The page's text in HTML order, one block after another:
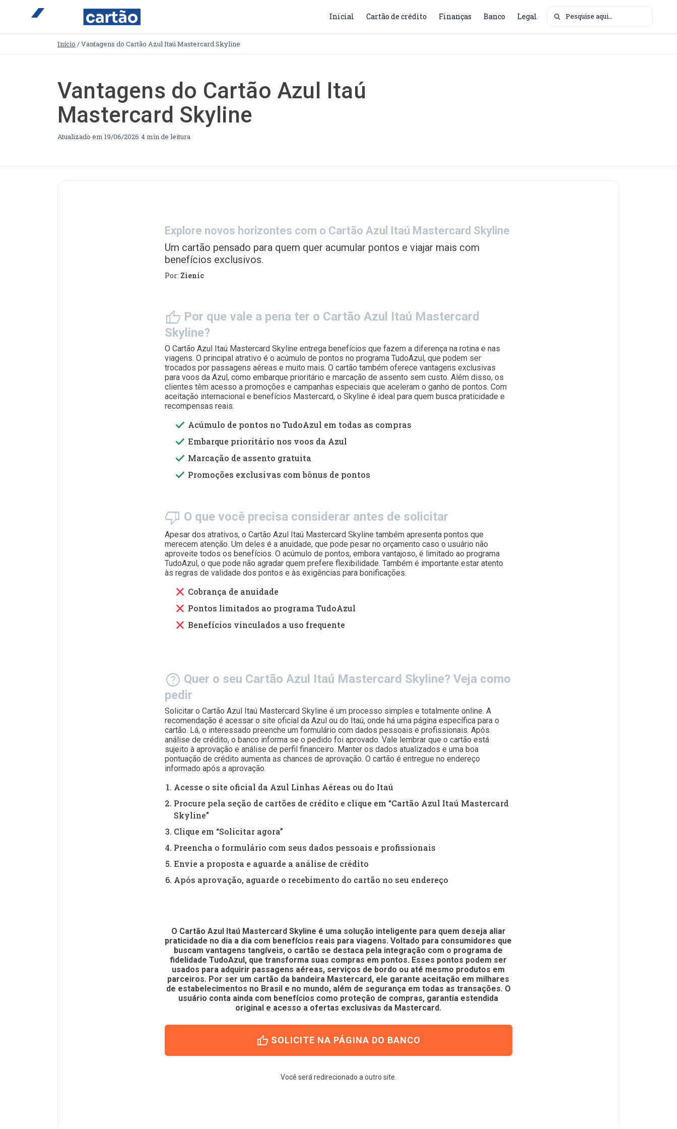
Inicial Cartão de crédito Finanças Banco Legal Buscar por:
Buscar por:
Pressione Enter para buscar ou ESC para fechar.
Início /Vantagens do Cartão Azul Itaú Mastercard Skyline
Vantagens do Cartão Azul Itaú
Mastercard Skyline
Atualizado em 19/06/2026 4 min de leitura
Explore novos horizontes com o Cartão Azul Itaú Mastercard Skyline
Um cartão pensado para quem quer acumular pontos e viajar mais com
benefícios exclusivos.
Por: Zienic
thumb_up Por que vale a pena ter o Cartão Azul Itaú Mastercard
Skyline?
O Cartão Azul Itaú Mastercard Skyline entrega benefícios que fazem a diferença na rotina e nas
viagens. O principal atrativo é o acúmulo de pontos no programa TudoAzul, que podem ser
trocados por passagens aéreas e muito mais. O cartão também oferece vantagens exclusivas
para voos da Azul, como embarque prioritário e marcação de assento sem custo. Além disso, os
clientes têm acesso a promoções e campanhas especiais que aceleram o ganho de pontos. Com
aceitação internacional e benefícios Mastercard, o Skyline é ideal para quem busca praticidade e
recompensas reais.
done Acúmulo de pontos no TudoAzul em todas as compras
done Embarque prioritário nos voos da Azul
done Marcação de assento gratuita
done Promoções exclusivas com bônus de pontos
thumb_down O que você precisa considerar antes de solicitar
Apesar dos atrativos, o Cartão Azul Itaú Mastercard Skyline também apresenta pontos que
merecem atenção. Um deles é a anuidade, que pode pesar no orçamento caso o usuário não
aproveite todos os benefícios. O acúmulo de pontos, embora vantajoso, é limitado ao programa
TudoAzul, o que pode não agradar quem prefere flexibilidade. Também é importante estar atento
às regras de validade dos pontos e às exigências para bonificações.
close Cobrança de anuidade
close Pontos limitados ao programa TudoAzul
close Benefícios vinculados a uso frequente
help Quer o seu Cartão Azul Itaú Mastercard Skyline? Veja como
pedir
Solicitar o Cartão Azul Itaú Mastercard Skyline é um processo simples e totalmente online. A
recomendação é acessar o site oficial da Azul ou do Itaú, onde há uma página específica para o
cartão. Lá, o interessado preenche um formulário com dados pessoais e profissionais. Após
análise de crédito, o banco informa se o pedido foi aprovado. Vale lembrar que o cartão está
sujeito à aprovação e análise de perfil financeiro. Manter os dados atualizados e uma boa
pontuação de crédito aumenta as chances de aprovação. O cartão é entregue no endereço
informado após a aprovação.
Acesse o site oficial da Azul Linhas Aéreas ou do Itaú
Procure pela seção de cartões de crédito e clique em “Cartão Azul Itaú Mastercard
Skyline”
Clique em “Solicitar agora”
Preencha o formulário com seus dados pessoais e profissionais
Envie a proposta e aguarde a análise de crédito
Após aprovação, aguarde o recebimento do cartão no seu endereço
O Cartão Azul Itaú Mastercard Skyline é uma solução inteligente para quem deseja aliar
praticidade no dia a dia com benefícios reais para viagens. Voltado para consumidores que
buscam vantagens tangíveis, o cartão se destaca pela integração com o programa de
fidelidade TudoAzul, que transforma suas compras em pontos. Esses pontos podem ser
usados para adquirir passagens aéreas, serviços de bordo ou até mesmo produtos em
parceiros. Por ser um cartão da bandeira Mastercard, ele garante aceitação em milhares
de estabelecimentos no Brasil e no mundo, além de segurança em todas as transações. O
usuário conta ainda com benefícios como proteção de compras, garantia estendida
original e acesso a ofertas exclusivas da Mastercard.
thumb_up SOLICITE NA PÁGINA DO BANCO
Você será redirecionado a outro site.